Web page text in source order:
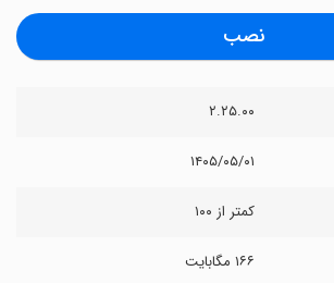
نصب
۲.۲۵.۰۰
۱۴۰۵/۰۵/۰۱
کمتر از ۱۰۰
۱۶۶ مگابایت